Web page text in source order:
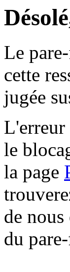
Le
cette
jugée
L'erreur
le
la page
de
du